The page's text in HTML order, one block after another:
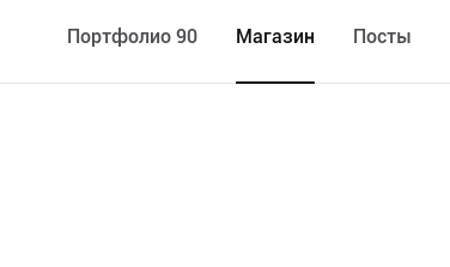
Портфолио 90 Maгазин Посты